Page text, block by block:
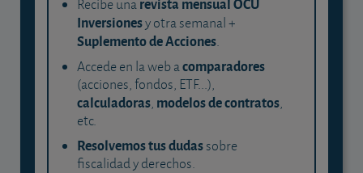
Recibe una
Inversionesy otra semanal +
Suplemento de Acciones.
Accede en la web acomparadores
(acciones, fondos, ETF...),
calculadoras, modelos de contratos,
etc.
Resolvemos tus dudassobre
fiscalidad y derechos.